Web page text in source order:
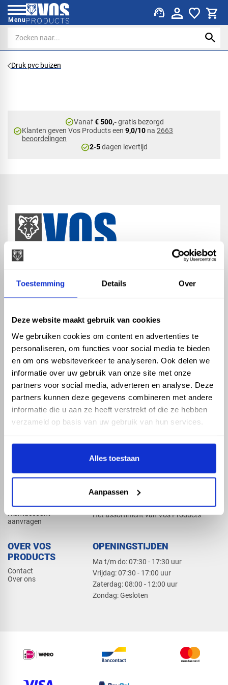
Toestemming Details Over
Deze website maakt gebruik van cookies
We gebruiken cookies om content en advertenties te
personaliseren, om functies voor social media te bieden
en om ons websiteverkeer te analyseren. Ook delen we
informatie over uw gebruik van onze site met onze
partners voor social media, adverteren en analyse. Deze
partners kunnen deze gegevens combineren met andere
informatie die u aan ze heeft verstrekt of die ze hebben
verzameld op basis van uw gebruik van hun services.
Alles toestaan
Aanpassen
Menu support_agent
Druk pvc buizen
check_circleVanaf€ 500,-gratis bezorgd
check_circleKlanten geven Vos Products een9,0/10 na2663
beoordelingen
check_circle2-5dagen levertijd
ASSORTIMENT
Hemelwaterafvoer
Drukleiding
Beregening
Dak en gevel
KENNIS EN HULP
Klantenservice
Kennisbank
Klantaccount
aanvragen
PRODUCTCATALOGUS 2026
Het assortiment van Vos Products
OVER VOS
PRODUCTS
Contact
Over ons
OPENINGSTIJDEN
Ma t/m do: 07:30 - 17:30 uur
​Vrijdag: 07:30 - 17:00 uur
​Zaterdag: 08:00 - 12:00 uur
​Zondag: Gesloten
phone_enabled +31 416 75 02 55
mail info@vosproducts.nl
check_circleDé bouwmarkt van Altena
check_circle Direct uit grote voorraad geleverd met eigen transport
check_circleLevering in NL en BE